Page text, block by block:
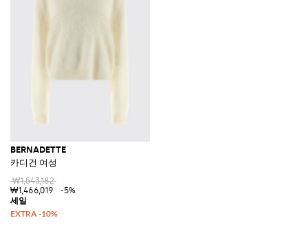
BERNADETTE
카디건 여성
₩1,543,182
₩1,466,019
-5%